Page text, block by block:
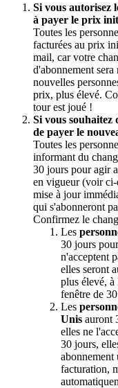
Si vous autorisez
à payer le prix
Toutes les
facturées au prix
mail, car votre
d'abonnement
nouvelles
prix, plus élevé.
tour est joué !
Si vous souhaitez
de payer le
Toutes les
informant du
30 jours pour agir
en vigueur (voir ci-
mise à jour
qui s'abonneront
Confirmez le
Les
30 jours
n'acceptent
elles seront
plus élevé, à
fenêtre de
Les
Unis auront
elles ne
30 jours,
facturation,